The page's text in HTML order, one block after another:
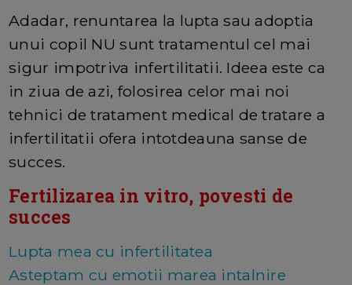
Adadar, renuntarea la lupta sau adoptia
unui copil NU sunt tratamentul cel mai
sigur impotriva infertilitatii. Ideea este ca
in ziua de azi, folosirea celor mai noi
tehnici de tratament medical de tratare a
infertilitatii ofera intotdeauna sanse de
succes.
Fertilizarea in vitro, povesti de
succes
Lupta mea cu infertilitatea
Asteptam cu emotii marea intalnire